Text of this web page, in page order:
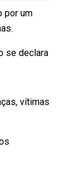
por um
se declara
vítimas